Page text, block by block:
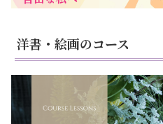
洋書・絵画のコース